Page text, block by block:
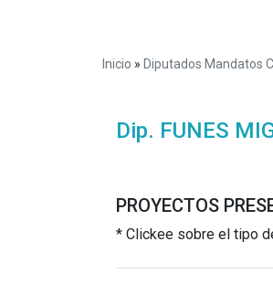
Inicio » Diputados Mandatos
Dip. FUNES
PROYECTOS
* Clickee sobre el tipo